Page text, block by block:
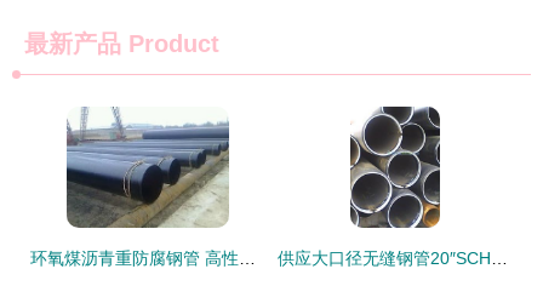
最新产品 Product